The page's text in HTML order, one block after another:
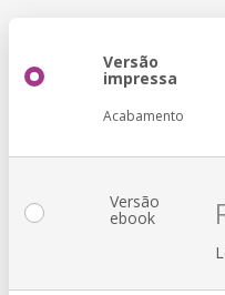
Versão
impressa
Acabamento
Versão
ebook